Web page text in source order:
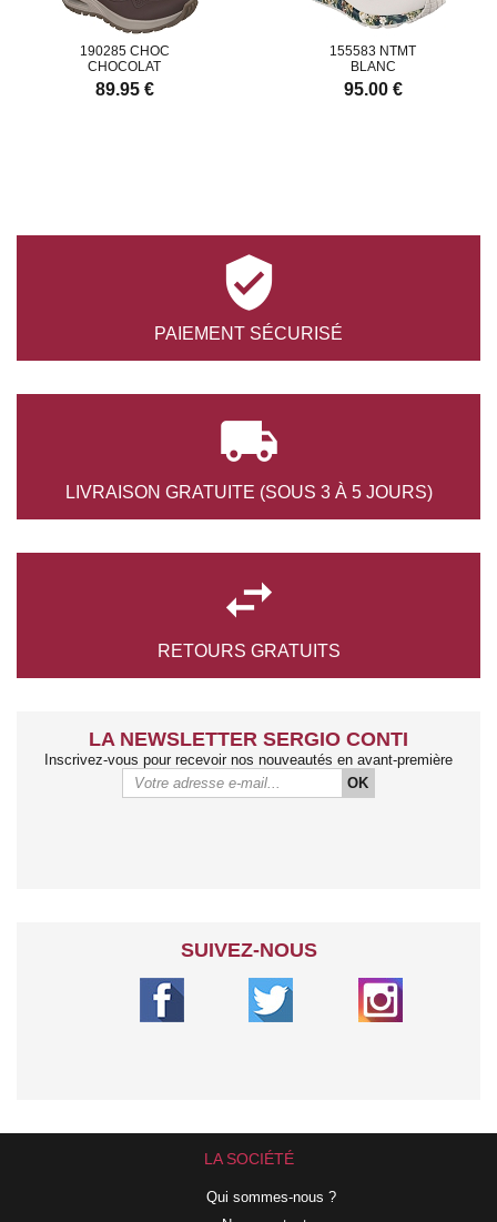
190285 CHOC
CHOCOLAT
89.95 €
155583 NTMT
BLANC
95.00 €

PAIEMENT SÉCURISÉ

LIVRAISON GRATUITE (SOUS 3 À 5 JOURS)

RETOURS GRATUITS
LA NEWSLETTER SERGIO CONTI
Inscrivez-vous pour recevoir nos nouveautés en avant-première
OK
SUIVEZ-NOUS
LA SOCIÉTÉ
Qui sommes-nous ?